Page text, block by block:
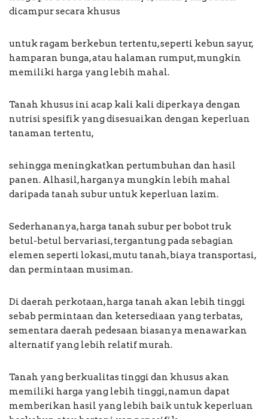
dicampur secara khusus
untuk ragam berkebun tertentu, seperti kebun sayur,
hamparan bunga, atau halaman rumput, mungkin
memiliki harga yang lebih mahal.
Tanah khusus ini acap kali kali diperkaya dengan
nutrisi spesifik yang disesuaikan dengan keperluan
tanaman tertentu,
sehingga meningkatkan pertumbuhan dan hasil
panen. Alhasil, harganya mungkin lebih mahal
daripada tanah subur untuk keperluan lazim.
Sederhananya, harga tanah subur per bobot truk
betul-betul bervariasi, tergantung pada sebagian
elemen seperti lokasi, mutu tanah, biaya transportasi,
dan permintaan musiman.
Di daerah perkotaan, harga tanah akan lebih tinggi
sebab permintaan dan ketersediaan yang terbatas,
sementara daerah pedesaan biasanya menawarkan
alternatif yang lebih relatif murah.
Tanah yang berkualitas tinggi dan khusus akan
memiliki harga yang lebih tinggi, namun dapat
memberikan hasil yang lebih baik untuk keperluan